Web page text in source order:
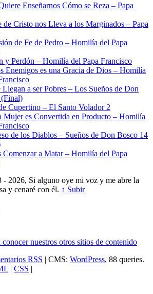
Enseñarnos Cómo se Reza – Papa
de Cristo nos Lleva a los Marginados – Papa
de Fe de Pedro – Homilía del Papa
y Perdón – Homilía del Papa Francisco
Enemigos es una Gracia de Dios – Homilía
Llegan a ser Pobres – Los Sueños de Don
Cupertino – El Santo Volador 2
Mujer es Convertida en Producto – Homilía
de los Diablos – Sueños de Don Bosco 14
Comenzar a Matar – Homilía del Papa
2026, Si alguno oye mi voz y me abre la
y cenaré con él. ↑ Subir
conocer nuestros otros sitios de contenido
RSS | CMS: WordPress, 88 queries.
| CSS |